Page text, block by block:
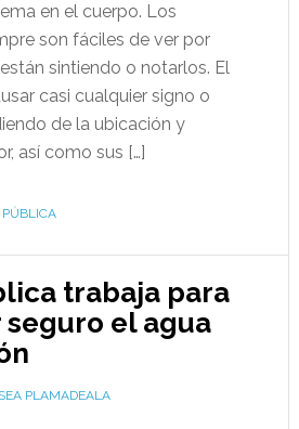
en el cuerpo. Los
son fáciles de ver por
sintiendo o notarlos. El
casi cualquier signo o
de la ubicación y
así como sus […]
trabaja para
el agua
PLAMADEALA